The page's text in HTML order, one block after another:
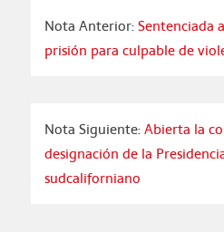
Nota Anterior:Sentenciada
prisión para culpable de
Nota Siguiente:Abierta la
designación de la
sudcaliforniano